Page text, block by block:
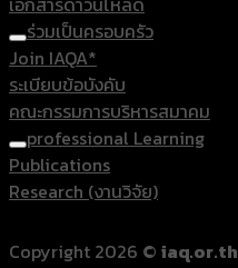
ร่วมเป็นครอบครัว
Join IAQA*
ระเบียบข้อบังคับ
คณะกรรมการบริหารสมาคม
professional Learning
Publications
Research (งานวิจัย)
Copyright 2026 © iaq.or.th